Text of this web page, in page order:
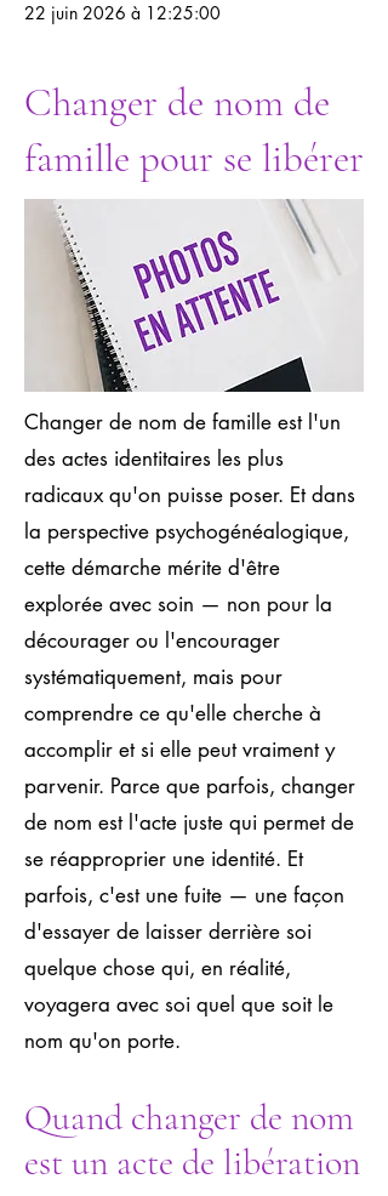
22 juin 2026 à 12:25:00
Changer de nom de
famille pour se libérer
Changer de nom de famille est l'un
des actes identitaires les plus
radicaux qu'on puisse poser. Et dans
la perspective psychogénéalogique,
cette démarche mérite d'être
explorée avec soin — non pour la
décourager ou l'encourager
systématiquement, mais pour
comprendre ce qu'elle cherche à
accomplir et si elle peut vraiment y
parvenir. Parce que parfois, changer
de nom est l'acte juste qui permet de
se réapproprier une identité. Et
parfois, c'est une fuite — une façon
d'essayer de laisser derrière soi
quelque chose qui, en réalité,
voyagera avec soi quel que soit le
nom qu'on porte.
Quand changer de nom
est un acte de libération